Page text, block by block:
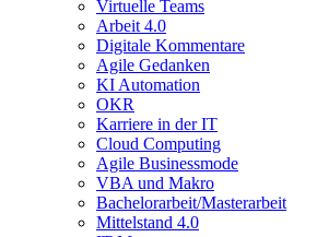
Virtuelle Teams
Arbeit 4.0
Digitale Kommentare
Agile Gedanken
KI Automation
OKR
Karriere in der IT
Cloud Computing
Agile Businessmode
VBA und Makro
Bachelorarbeit/Masterarbeit
Mittelstand 4.0